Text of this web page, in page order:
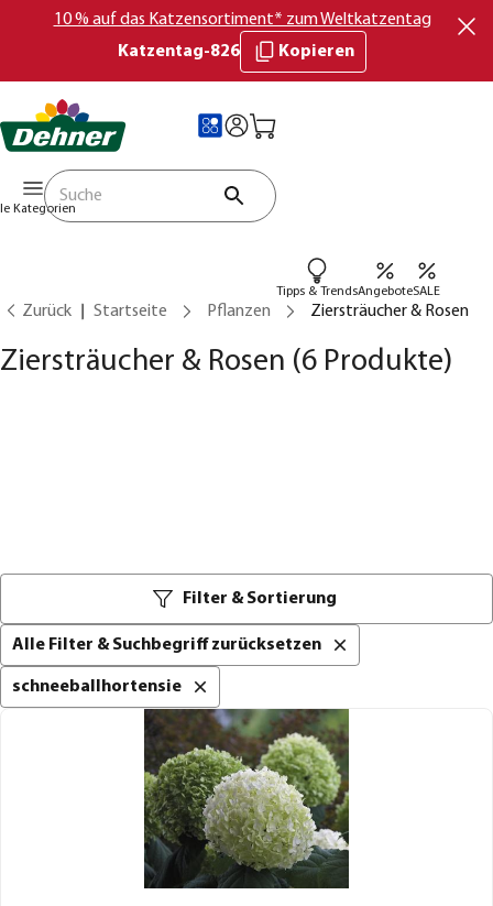
10 % auf das Katzensortiment* zum Weltkatzentag
Katzentag-826
Kopieren
Kategorien
Tipps & TrendsAngeboteSALE
Zurück Startseite Pflanzen Ziersträucher & Rosen
Ziersträucher & Rosen (6 Produkte)
Filter & Sortierung
Alle Filter & Suchbegriff zurücksetzen
schneeballhortensie